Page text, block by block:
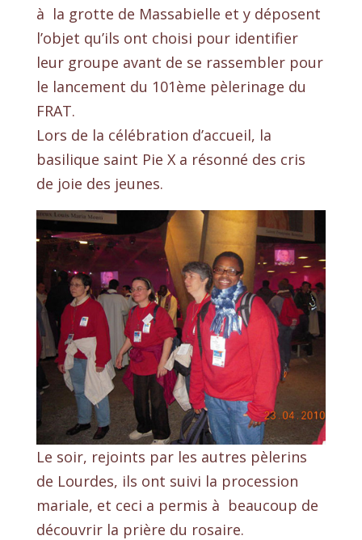
à la grotte de Massabielle et y déposent
l’objet qu’ils ont choisi pour identifier
leur groupe avant de se rassembler pour
le lancement du 101ème pèlerinage du
FRAT.
Lors de la célébration d’accueil, la
basilique saint Pie X a résonné des cris
de joie des jeunes.
Le soir, rejoints par les autres pèlerins
de Lourdes, ils ont suivi la procession
mariale, et ceci a permis à beaucoup de
découvrir la prière du rosaire.